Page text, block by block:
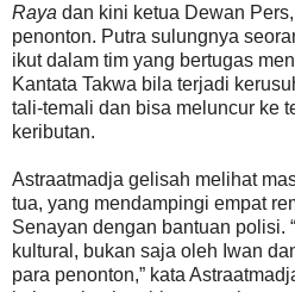
Raya dan kini ketua Dewan
penonton. Putra sulungnya
ikut dalam tim yang bertugas
Kantata Takwa bila terjadi
tali-temali dan bisa meluncur ke
keributan.
Astraatmadja gelisah melihat
tua, yang mendampingi empat
Senayan dengan bantuan polisi.
kultural, bukan saja oleh Iwan
para penonton,” kata